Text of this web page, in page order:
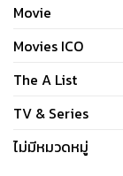
Movie
Movies ICO
The A List
TV & Series
ไม่มีหมวดหมู่